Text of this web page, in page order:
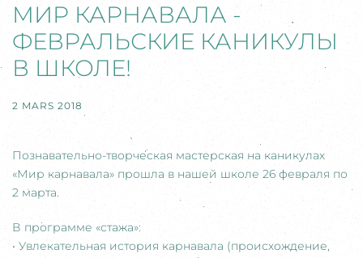
МИР КАРНАВАЛА -
ФЕВРАЛЬСКИЕ КАНИКУЛЫ
В ШКОЛЕ!
2 MARS 2018
Познавательно-творческая мастерская на каникулах
«Мир карнавала» прошла в нашей школе 26 февраля по
2 марта.
В программе «стажа»:
• Увлекательная история карнавала (происхождение,